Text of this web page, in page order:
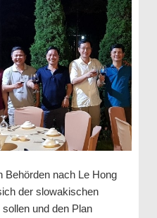
Behörden nach Le Hong
der slowakischen
und den Plan